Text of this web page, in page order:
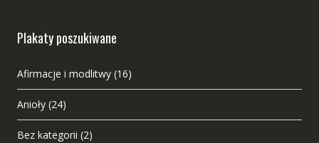
Plakaty poszukiwane
Afirmacje i modlitwy (16)
Anioły (24)
Bez kategorii (2)